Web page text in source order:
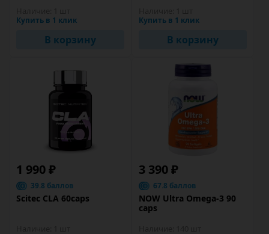
Купить в 1 клик
В корзину
Купить в 1 клик
В корзину
1 990 ₽
39.8 баллов
Scitec CLA 60caps
3 390 ₽
67.8 баллов
NOW Ultra Omega-3 90
caps